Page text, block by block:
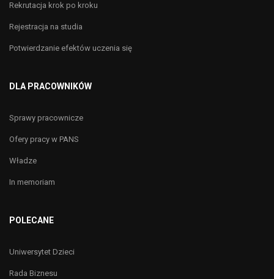
Rekrutacja krok po kroku
Rejestracja na studia
Potwierdzanie efektów uczenia się
DLA PRACOWNIKÓW
Sprawy pracownicze
Ofery pracy w PANS
Władze
In memoriam
POLECANE
Uniwersytet Dzieci
Rada Biznesu